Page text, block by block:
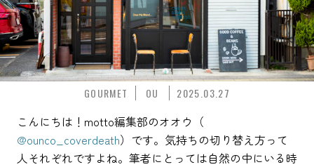
GOURMET OU 2025.03.27
こんにちは！motto編集部のオオウ（
@ounco_coverdeath）です。気持ちの切り替え方って
人それぞれですよね。筆者にとっては自然の中にいる時